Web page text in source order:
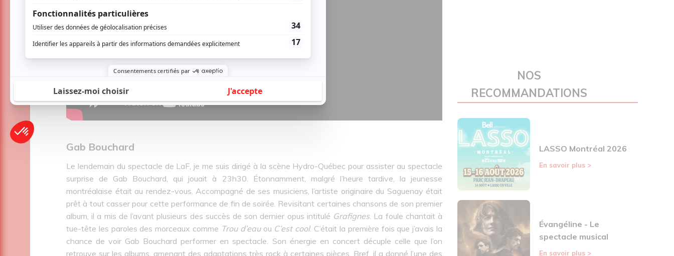
Gab Bouchard
Le lendemain du spectacle de LaF, je me suis dirigé à la scène Hydro-Québec pour assister au spectacle
surprise de Gab Bouchard, qui jouait à 23h30. Étonnamment, malgré l’heure tardive, la jeunesse
montréalaise était au rendez-vous. Accompagné de ses musiciens, l’artiste originaire du Saguenay était
prêt à tout casser pour cette performance de fin de soirée. Revisitant certaines chansons de son premier
album, il a mis de l’avant plusieurs des succès de son dernier opus intitulé Grafignes. La foule chantait à
tue-tête les paroles des morceaux comme Trou d’eauou C’est cool. C’était la première fois que j’avais la
chance de voir Gab Bouchard performer en spectacle. Son énergie en concert décuple celle que l’on
retrouve sur les albums, amenant des adaptations très rock à certaines pièces. Bref, il a donné l’une des
NOS
RECOMMANDATIONS
LASSO Montréal 2026
En savoir plus >
Évangéline - Le
spectacle musical
En savoir plus >